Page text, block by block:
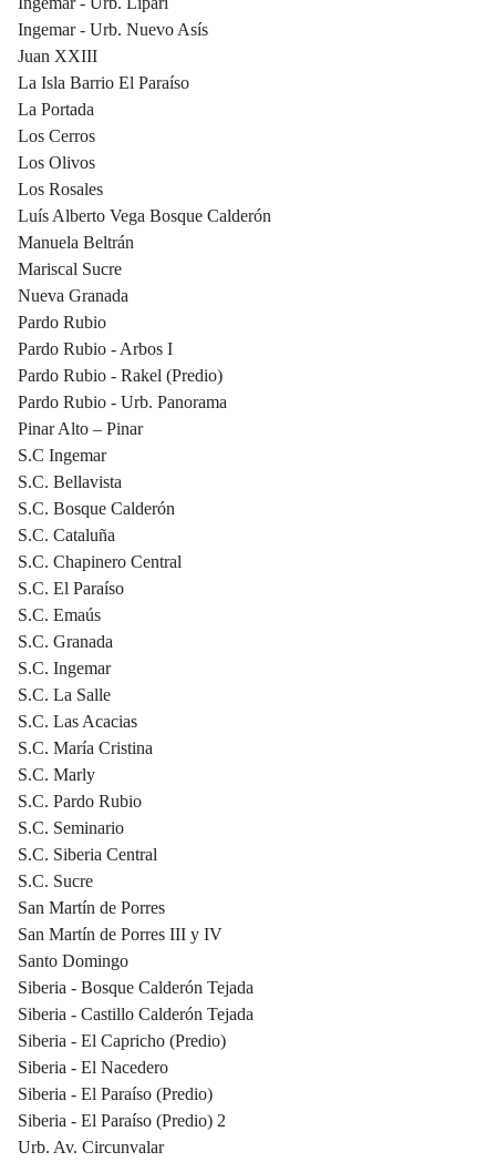
Ingemar - Urb. Nuevo Asís
Juan XXIII
La Isla Barrio El Paraíso
La Portada
Los Cerros
Los Olivos
Los Rosales
Luís Alberto Vega Bosque Calderón
Manuela Beltrán
Mariscal Sucre
Nueva Granada
Pardo Rubio
Pardo Rubio - Arbos I
Pardo Rubio - Rakel (Predio)
Pardo Rubio - Urb. Panorama
Pinar Alto – Pinar
S.C Ingemar
S.C. Bellavista
S.C. Bosque Calderón
S.C. Cataluña
S.C. Chapinero Central
S.C. El Paraíso
S.C. Emaús
S.C. Granada
S.C. Ingemar
S.C. La Salle
S.C. Las Acacias
S.C. María Cristina
S.C. Marly
S.C. Pardo Rubio
S.C. Seminario
S.C. Siberia Central
S.C. Sucre
San Martín de Porres
San Martín de Porres III y IV
Santo Domingo
Siberia - Bosque Calderón Tejada
Siberia - Castillo Calderón Tejada
Siberia - El Capricho (Predio)
Siberia - El Nacedero
Siberia - El Paraíso (Predio)
Siberia - El Paraíso (Predio) 2
Urb. Av. Circunvalar